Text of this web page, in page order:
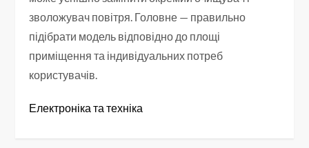
зволожувач повітря. Головне — правильно
підібрати модель відповідно до площі
приміщення та індивідуальних потреб
користувачів.
Електроніка та техніка